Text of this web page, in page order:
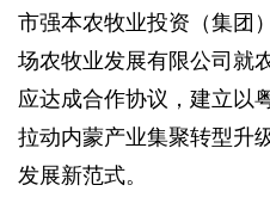
市强本农牧业投资（集团
场农牧业发展有限公司就
应达成合作协议，建立以
拉动内蒙产业集聚转型升
发展新范式。